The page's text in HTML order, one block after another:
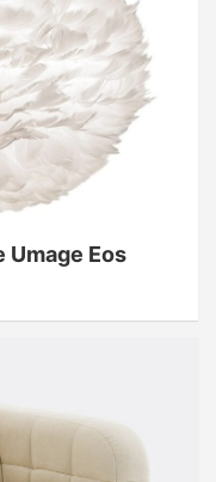
Umage Eos